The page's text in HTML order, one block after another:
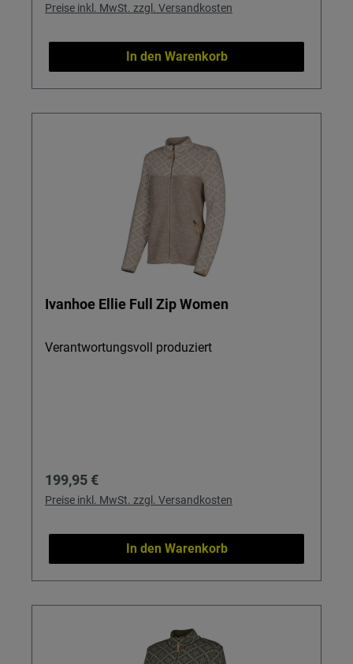
Preise inkl. MwSt. zzgl. Versandkosten
In den Warenkorb
Ivanhoe Ellie Full Zip Women
Verantwortungsvoll produziert
Regulärer Preis:
199,95 €
Preise inkl. MwSt. zzgl. Versandkosten
In den Warenkorb